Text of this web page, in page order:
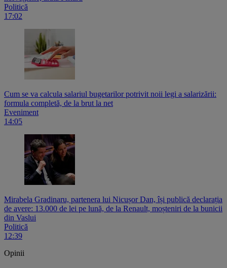
Politică
17:02
Cum se va calcula salariul bugetarilor potrivit noii legi a salarizării:
formula completă, de la brut la net
Eveniment
14:05
Mirabela Gradinaru, partenera lui Nicușor Dan, își publică declarația
de avere: 13.000 de lei pe lună, de la Renault, moșteniri de la bunicii
din Vaslui
Politică
12:39
Opinii